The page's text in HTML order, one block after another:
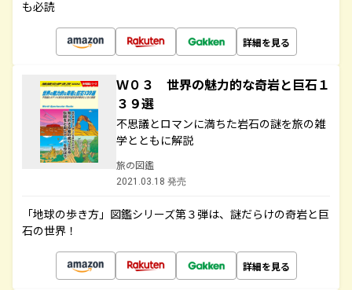
も必読
詳細を見る
Ｗ０３ 世界の魅力的な奇岩と巨石１
３９選
不思議とロマンに満ちた岩石の謎を旅の雑
学とともに解説
旅の図鑑
2021.03.18 発売
「地球の歩き方」図鑑シリーズ第３弾は、謎だらけの奇岩と巨
石の世界！
詳細を見る